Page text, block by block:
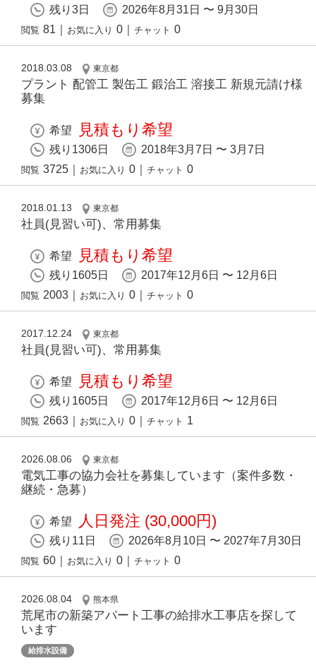
残り3日 2026年8月31日 〜 9月30日
閲覧 81 お気に入り 0 チャット 0
2018.03.08 東京都
プラント 配管工 製缶工 鍛治工 溶接工 新規元請け様
募集
希望 見積もり希望
残り1306日 2018年3月7日 〜 3月7日
閲覧 3725 お気に入り 0 チャット 0
2018.01.13 東京都
社員(見習い可)、常用募集
希望 見積もり希望
残り1605日 2017年12月6日 〜 12月6日
閲覧 2003 お気に入り 0 チャット 0
2017.12.24 東京都
社員(見習い可)、常用募集
希望 見積もり希望
残り1605日 2017年12月6日 〜 12月6日
閲覧 2663 お気に入り 0 チャット 1
2026.08.06 東京都
電気工事の協力会社を募集しています（案件多数・
継続・急募）
希望 人日発注 (30,000円)
残り11日 2026年8月10日 〜 2027年7月30日
閲覧 60 お気に入り 0 チャット 0
2026.08.04 熊本県
荒尾市の新築アパート工事の給排水工事店を探して
います
給排水設備